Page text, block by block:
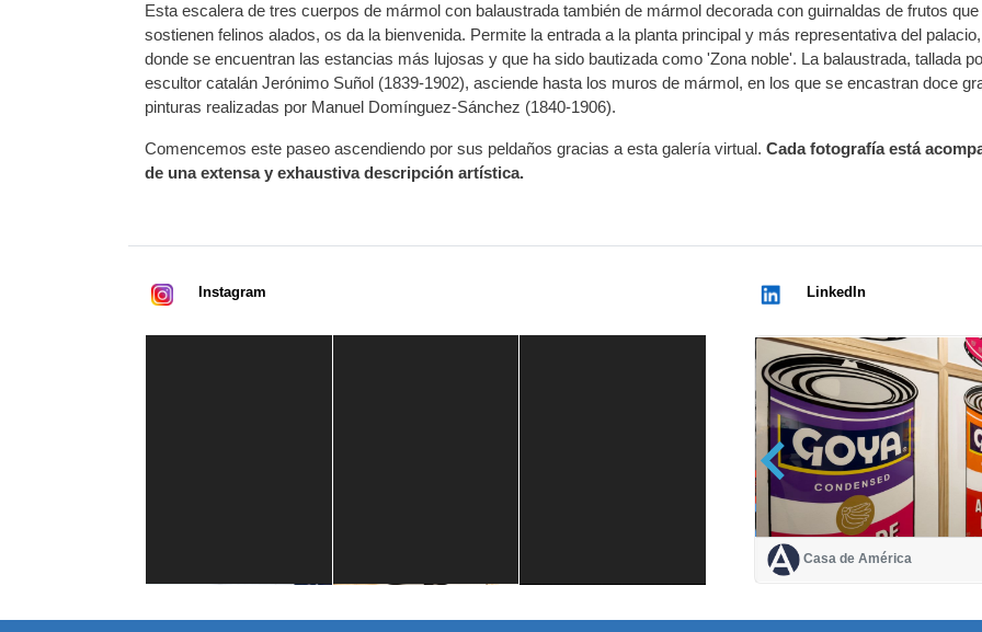
Esta escalera de tres cuerpos de mármol con balaustrada también de mármol decorada con guirnaldas de frutos que
sostienen felinos alados, os da la bienvenida. Permite la entrada a la planta principal y más representativa del palacio,
donde se encuentran las estancias más lujosas y que ha sido bautizada como 'Zona noble'. La balaustrada, tallada
escultor catalán Jerónimo Suñol (1839-1902), asciende hasta los muros de mármol, en los que se encastran doce
pinturas realizadas por Manuel Domínguez-Sánchez (1840-1906).
Comencemos este paseo ascendiendo por sus peldaños gracias a esta galería virtual. Cada fotografía está
de una extensa y exhaustiva descripción artística.
Instagram LinkedIn
Casa de América